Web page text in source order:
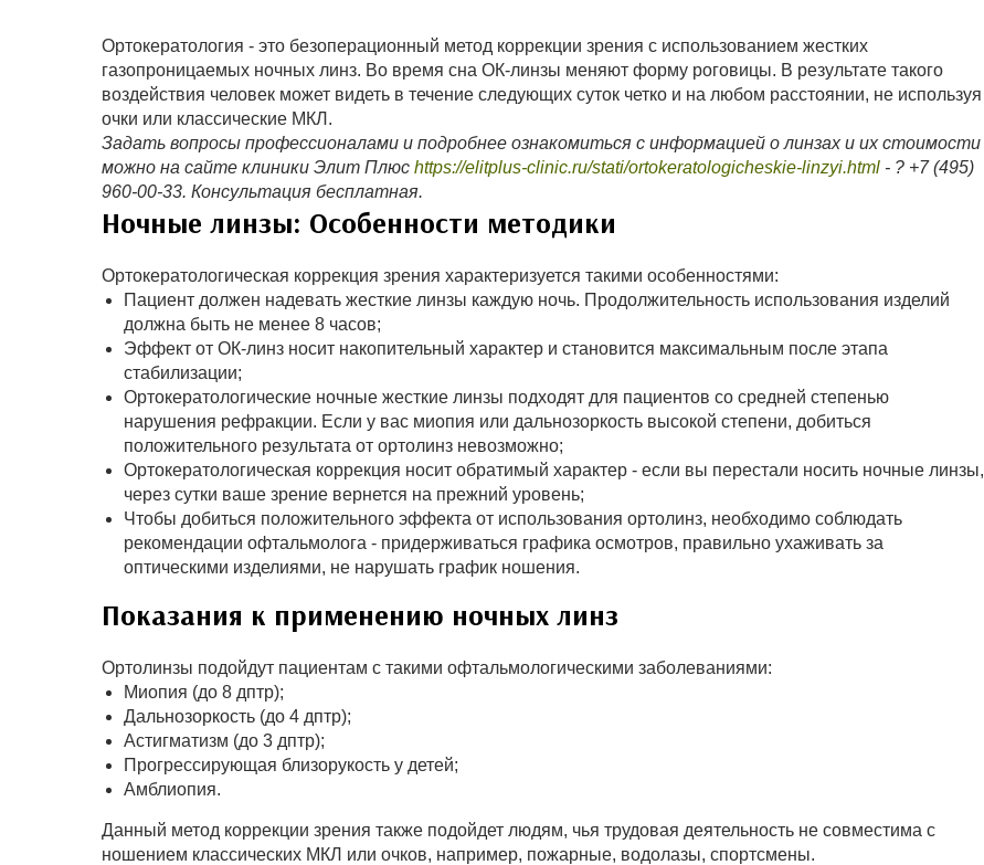
Ортокератология - это безоперационный метод коррекции зрения с использованием жестких
газопроницаемых ночных линз. Во время сна ОК-линзы меняют форму роговицы. В результате такого
воздействия человек может видеть в течение следующих суток четко и на любом расстоянии, не используя
очки или классические МКЛ.
Задать вопросы профессионалами и подробнее ознакомиться с информацией о линзах и их стоимости
можно на сайте клиники Элит Плюс https://elitplus-clinic.ru/stati/ortokeratologicheskie-linzyi.html - ? +7 (495)
960-00-33. Консультация бесплатная.
Ночные линзы: Особенности методики
Ортокератологическая коррекция зрения характеризуется такими особенностями:
Пациент должен надевать жесткие линзы каждую ночь. Продолжительность использования изделий
должна быть не менее 8 часов;
Эффект от ОК-линз носит накопительный характер и становится максимальным после этапа
стабилизации;
Ортокератологические ночные жесткие линзы подходят для пациентов со средней степенью
нарушения рефракции. Если у вас миопия или дальнозоркость высокой степени, добиться
положительного результата от ортолинз невозможно;
Ортокератологическая коррекция носит обратимый характер - если вы перестали носить ночные линзы,
через сутки ваше зрение вернется на прежний уровень;
Чтобы добиться положительного эффекта от использования ортолинз, необходимо соблюдать
рекомендации офтальмолога - придерживаться графика осмотров, правильно ухаживать за
оптическими изделиями, не нарушать график ношения.
Показания к применению ночных линз
Ортолинзы подойдут пациентам с такими офтальмологическими заболеваниями:
Миопия (до 8 дптр);
Дальнозоркость (до 4 дптр);
Астигматизм (до 3 дптр);
Прогрессирующая близорукость у детей;
Амблиопия.
Данный метод коррекции зрения также подойдет людям, чья трудовая деятельность не совместима с
ношением классических МКЛ или очков, например, пожарные, водолазы, спортсмены.